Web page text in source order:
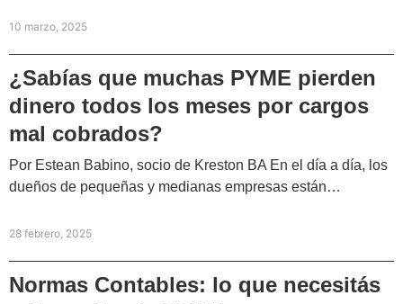
10 marzo, 2025
¿Sabías que muchas PYME pierden
dinero todos los meses por cargos
mal cobrados?
Por Estean Babino, socio de Kreston BA En el día a día, los
dueños de pequeñas y medianas empresas están…
28 febrero, 2025
Normas Contables: lo que necesitás